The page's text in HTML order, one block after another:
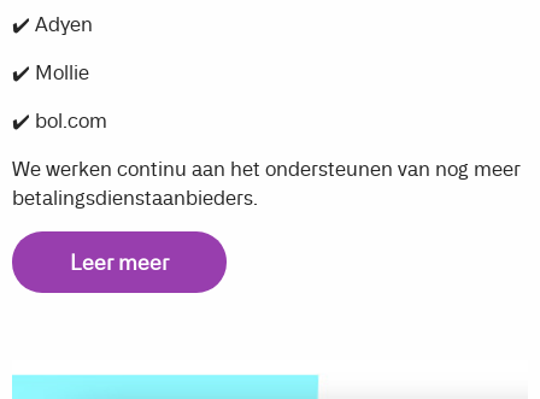
✔️ Adyen
✔️ Mollie
✔️ bol.com
We werken continu aan het ondersteunen van nog meer
betalingsdienstaanbieders.
Leer meer